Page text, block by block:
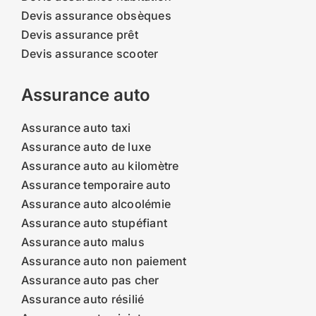
Devis assurance obsèques
Devis assurance prêt
Devis assurance scooter
Assurance auto
Assurance auto taxi
Assurance auto de luxe
Assurance auto au kilomètre
Assurance temporaire auto
Assurance auto alcoolémie
Assurance auto stupéfiant
Assurance auto malus
Assurance auto non paiement
Assurance auto pas cher
Assurance auto résilié